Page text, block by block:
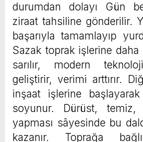
durumdan dolayı Gün
ziraat tahsiline gönderilir.
başarıyla tamamlayıp
Sazak toprak işlerine daha
sarılır, modern
geliştirir, verimi arttırır.
inşaat işlerine
soyunur. Dürüst,
yapması sâyesinde bu
kazanır. Toprağa